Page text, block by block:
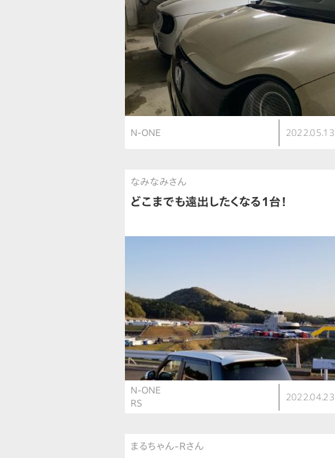
N-ONE 2022.05.13
なみなみさん
どこまでも遠出したくなる1台！
N-ONE
RS
2022.04.23
まるちゃん-Rさん